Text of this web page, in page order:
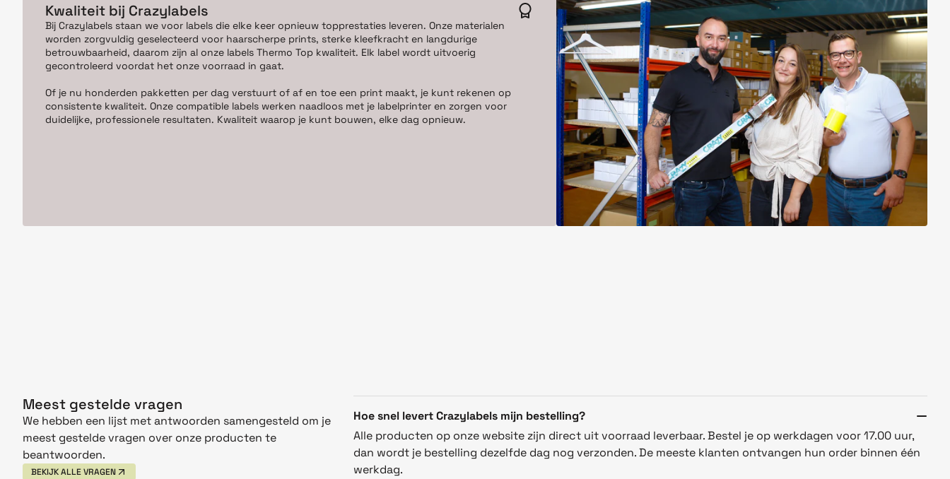
Kwaliteit bij Crazylabels
Bij Crazylabels staan we voor labels die elke keer opnieuw topprestaties leveren. Onze materialen
worden zorgvuldig geselecteerd voor haarscherpe prints, sterke kleefkracht en langdurige
betrouwbaarheid, daarom zijn al onze labels Thermo Top kwaliteit. Elk label wordt uitvoerig
gecontroleerd voordat het onze voorraad in gaat.
Of je nu honderden pakketten per dag verstuurt of af en toe een print maakt, je kunt rekenen op
consistente kwaliteit. Onze compatible labels werken naadloos met je labelprinter en zorgen voor
duidelijke, professionele resultaten. Kwaliteit waarop je kunt bouwen, elke dag opnieuw.
Meest gestelde vragen
We hebben een lijst met antwoorden samengesteld om je
meest gestelde vragen over onze producten te
beantwoorden.
BEKIJK ALLE VRAGEN
Hoe snel levert Crazylabels mijn bestelling?
Alle producten op onze website zijn direct uit voorraad leverbaar. Bestel je op werkdagen voor 17.00 uur,
dan wordt je bestelling dezelfde dag nog verzonden. De meeste klanten ontvangen hun order binnen één
werkdag.